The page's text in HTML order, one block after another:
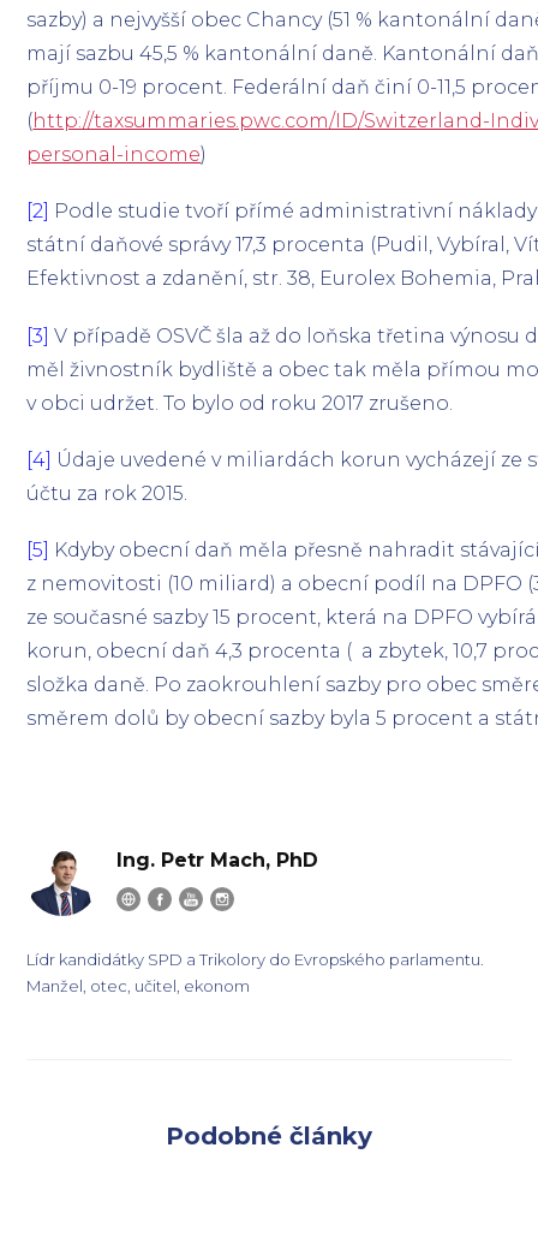
sazby) a nejvyšší obec Chancy (51 % kantonální
mají sazbu 45,5 % kantonální daně. Kantonální
příjmu 0-19 procent. Federální daň činí 0-11,5
(http://taxsummaries.pwc.com/ID/Switzerland-
personal-income)
[2] Podle studie tvoří přímé administrativní
státní daňové správy 17,3 procenta (Pudil, Vybíral,
Efektivnost a zdanění, str. 38, Eurolex Bohemia,
[3] V případě OSVČ šla až do loňska třetina výnosu
měl živnostník bydliště a obec tak měla přímou
v obci udržet. To bylo od roku 2017 zrušeno.
[4] Údaje uvedené v miliardách korun vycházejí ze
účtu za rok 2015.
[5] Kdyby obecní daň měla přesně nahradit
z nemovitosti (10 miliard) a obecní podíl na DPFO
ze současné sazby 15 procent, která na DPFO
korun, obecní daň 4,3 procenta ( a zbytek, 10,7
složka daně. Po zaokrouhlení sazby pro obec
směrem dolů by obecní sazby byla 5 procent a
Ing. Petr Mach, PhD
Lídr kandidátky SPD a Trikolory do Evropského parlamentu.
Manžel, otec, učitel, ekonom
Podobné články